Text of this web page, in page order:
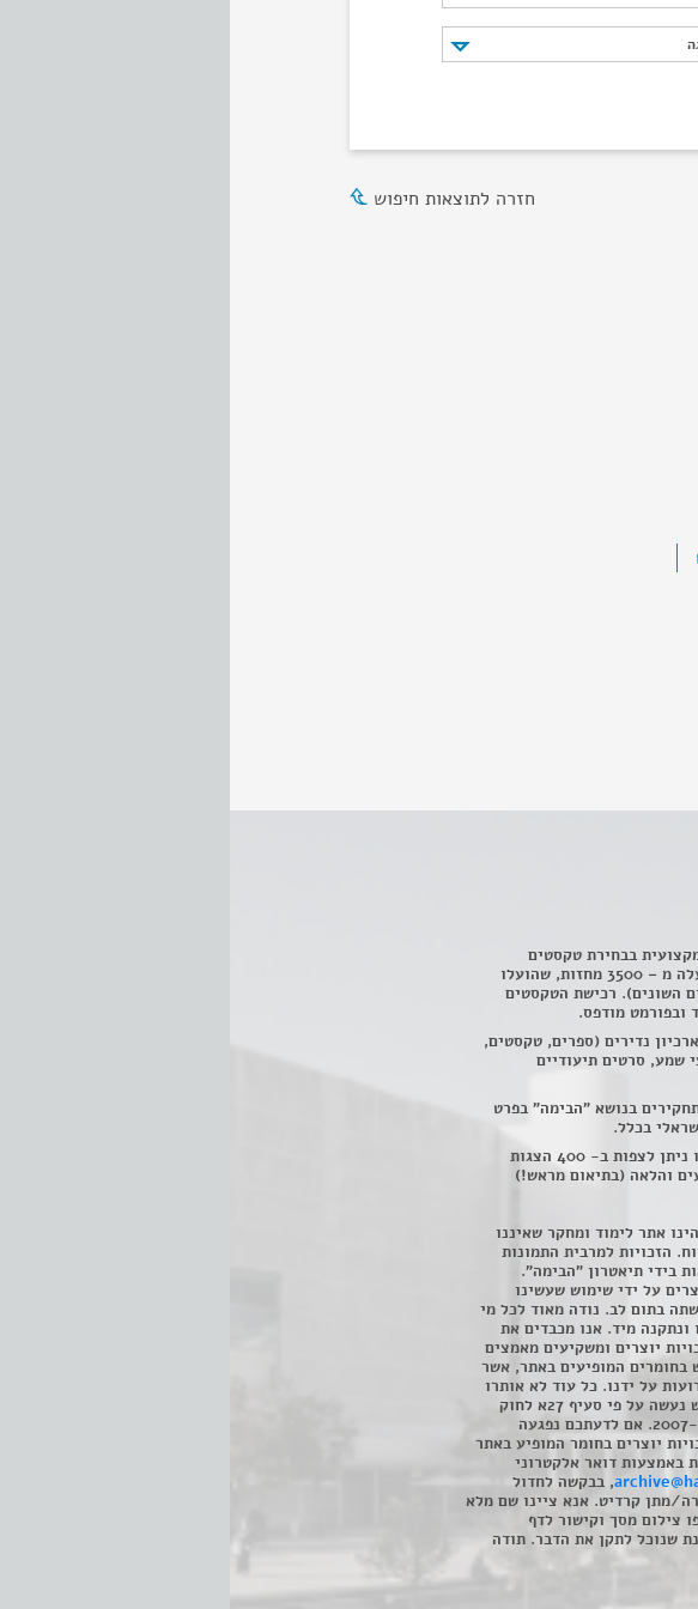
חזרה לתוצאות חיפוש
מקצועית בבחירת טקסטים
ומונולוגים (מתוך למעלה מ – 3500 מחזות, שהועלו
השונים). רכישת הטקסטים
ובפורמט מודפס.
נדירים (ספרים, טקסטים,
שמע, סרטים תיעודיים
בנושא "הבימה" בפרט
בכלל.
חדר הצפייה מרווח ובו ניתן לצפות ב- 400 הצגות
והלאה (בתיאום מראש!)
אתר לימוד ומחקר שאיננו
הזכויות למרבית התמונות
בידי תיאטרון "הבימה".
על ידי שימוש שעשינו
בתום לב. נודה מאוד לכל מי
ונתקנה מיד. אנו מכבדים את
יוצרים ומשקיעים מאמצים
בחומרים המופיעים באתר, אשר
על ידנו. כל עוד לא אותרו
בעלי הזכויות, השימוש נעשה על פי סעיף 27א לחוק
זכויות יוצרים תשס"ח-2007. אם לדעתכם נפגעה
יוצרים בחומר המופיע באתר
באמצעות דואר אלקטרוני
, בבקשה לחדול
מתן קרדיט. אנא ציינו שם מלא
צילום מסך וקישור לדף
שנוכל לתקן את הדבר. תודה